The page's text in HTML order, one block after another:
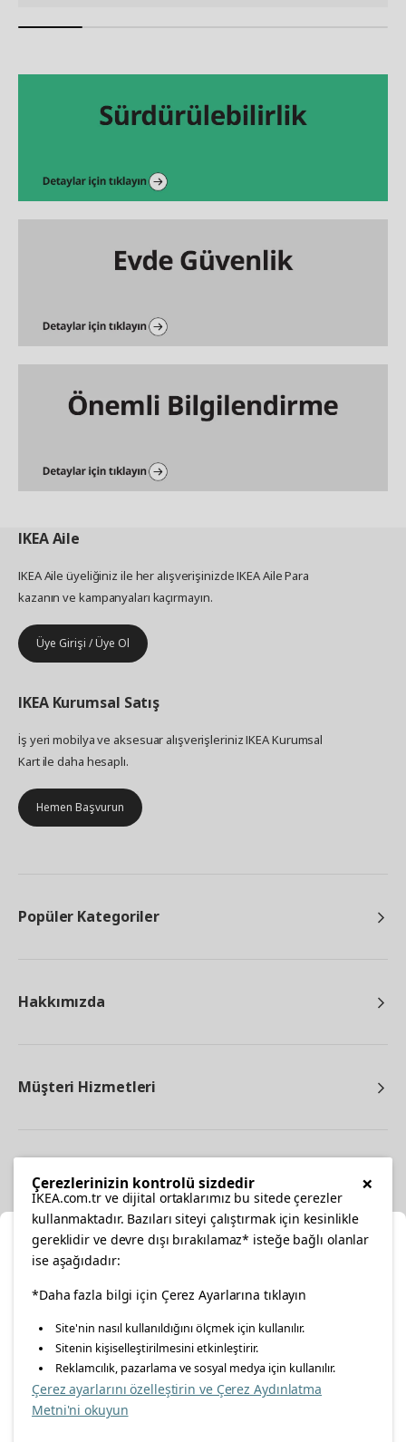
IKEAAile
IKEA Aile üyeliğiniz ile her alışverişinizde IKEA Aile Para
kazanın ve kampanyaları kaçırmayın.
Üye Girişi / Üye Ol
IKEA Kurumsal Satış
İş yeri mobilya ve aksesuar alışverişleriniz IKEA Kurumsal
Kart ile daha hesaplı.
Hemen Başvurun
Popüler Kategoriler
Hakkımızda
Müşteri Hizmetleri
facebooktwitterinstagrampinterestyoutube
linkedin
Enerji Politikası Bilgi Güvenliği Politikası
Konumunuzu Seçin
İnternetten vereceğiniz siparişlerinizde size özel hizmet ve
içerikleri görebilmek için lütfen konumuzu seçin.
İl seçiniz
×
Çerezlerinizin kontrolü sizdedir
IKEA.com.tr ve dijital ortaklarımız bu sitede çerezler
kullanmaktadır. Bazıları siteyi çalıştırmak için kesinlikle
gereklidir ve devre dışı bırakılamaz* isteğe bağlı olanlar
ise aşağıdadır:
*Daha fazla bilgi için Çerez Ayarlarına tıklayın
Site'nin nasıl kullanıldığını ölçmek için kullanılır.
Sitenin kişiselleştirilmesini etkinleştirir.
Reklamcılık, pazarlama ve sosyal medya için kullanılır.
Çerez ayarlarını özelleştirin ve Çerez Aydınlatma
Metni'ni okuyun